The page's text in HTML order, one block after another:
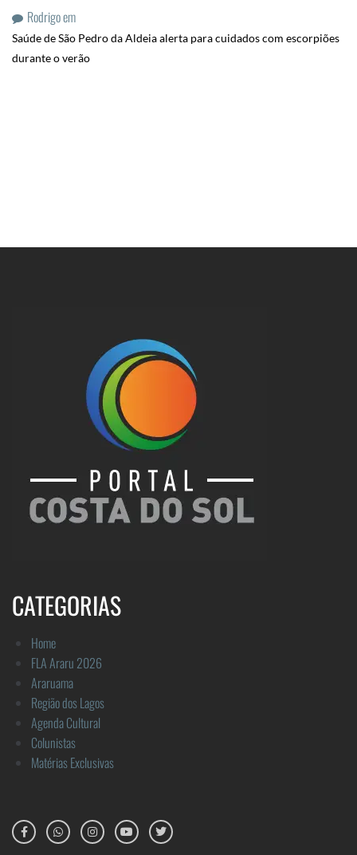
Rodrigoem
Saúde de São Pedro da Aldeia alerta para cuidados com escorpiões
durante o verão
CATEGORIAS
Home
FLA Araru 2026
Araruama
Região dos Lagos
Agenda Cultural
Colunistas
Matérias Exclusivas